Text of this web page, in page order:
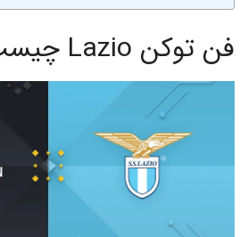
فن توکن Lazio چیست؟